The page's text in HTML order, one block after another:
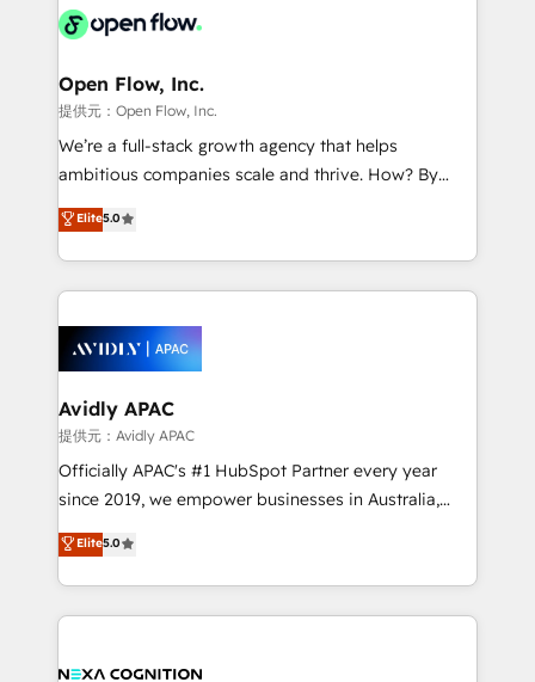
things are happening.
integrated buyers journey. Elixir is located in
and Amsterdam. Elixir is a first mover and leader
when it comes to HubSpot sales and service
implementations, highly renowned for our business
acumen, process (re-)design experience and a
integrate HubSpot with complex solutions like SAP,
MicroSoft, custom solutions,... Our company also has
Retail execution, CPQ, customer portals and
HubSpot CMS developments. And we're champions
Open Flow, Inc.
提供元：Open Flow, Inc.
We’re a full-stack growth agency that helps
ambitious companies scale and thrive. How? By
upgrading and streamlining every single revenue-
generating aspect of your business. We’re proud
HubSpot Elite Solutions Partners and devout CRM
nerds who can harness HubSpot’s custom digital
experience. Working hand-in-hand with your team,
we’ll assemble a RevOps machine that drives more
traffic, generates better leads and crushes your
revenue goals. We've worked with thousands of
HubSpot customers and we'd love to work with you
too! Clients come to us for: Advanced CRM solutions
HubSpot Data System Migrations between systems
to HubSpot New lead generation strategies Time-
Elite5.0
Avidly APAC
提供元：Avidly APAC
Officially APAC's #1 HubSpot Partner every year
since 2019, we empower businesses in Australia,
New Zealand, and globally to realise their full
potential through enterprise HubSpot CRM
implementation. And we deliver best practice across
the whole HubSpot platform, covering marketing,
all businesses, from start-up to Enterprise, and have
Elite5.0